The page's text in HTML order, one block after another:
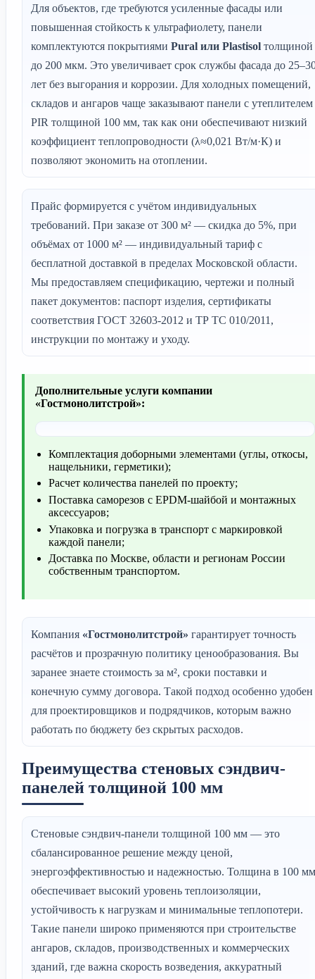
Для объектов, где требуются усиленные фасады или
повышенная стойкость к ультрафиолету, панели
комплектуются покрытиями Pural или Plastisol толщиной
до 200 мкм. Это увеличивает срок службы фасада до
лет без выгорания и коррозии. Для холодных помещений,
складов и ангаров чаще заказывают панели с утеплителем
PIR толщиной 100 мм, так как они обеспечивают низкий
коэффициент теплопроводности (λ≈0,021 Вт/м·К) и
позволяют экономить на отоплении.
Прайс формируется с учётом индивидуальных
требований. При заказе от 300 м² — скидка до 5%, при
объёмах от 1000 м² — индивидуальный тариф с
бесплатной доставкой в пределах Московской области.
Мы предоставляем спецификацию, чертежи и полный
пакет документов: паспорт изделия, сертификаты
соответствия ГОСТ 32603-2012 и ТР ТС 010/2011,
инструкции по монтажу и уходу.
Дополнительные услуги компании
«Гостмонолитстрой»:
Комплектация доборными элементами (углы, откосы,
нащельники, герметики);
Расчет количества панелей по проекту;
Поставка саморезов с EPDM-шайбой и монтажных
аксессуаров;
Упаковка и погрузка в транспорт с маркировкой
каждой панели;
Доставка по Москве, области и регионам России
собственным транспортом.
Компания «Гостмонолитстрой» гарантирует точность
расчётов и прозрачную политику ценообразования. Вы
заранее знаете стоимость за м², сроки поставки и
конечную сумму договора. Такой подход особенно удобен
для проектировщиков и подрядчиков, которым важно
работать по бюджету без скрытых расходов.
Преимущества стеновых сэндвич-
панелей толщиной 100 мм
Стеновые сэндвич-панели толщиной 100 мм — это
сбалансированное решение между ценой,
энергоэффективностью и надежностью. Толщина в 100 мм
обеспечивает высокий уровень теплоизоляции,
устойчивость к нагрузкам и минимальные теплопотери.
Такие панели широко применяются при строительстве
ангаров, складов, производственных и коммерческих
зданий, где важна скорость возведения, аккуратный